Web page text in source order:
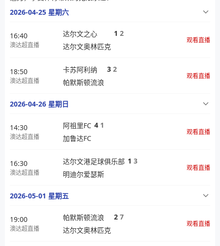
2026-04-25 星期六
16:40
澳达超直播
达尔文之心
达尔文奥林匹克
1 2
观看直播
18:50
澳达超直播
卡苏阿利纳
帕默斯顿流浪
3 2
观看直播
2026-04-26 星期日
14:30
澳达超直播
阿祖里FC
加鲁达FC
4 1
观看直播
16:30
澳达超直播
达尔文港足球俱乐部
明迪尔爱瑟斯
1 3
观看直播
2026-05-01 星期五
19:00
澳达超直播
帕默斯顿流浪
达尔文奥林匹克
2 7
观看直播